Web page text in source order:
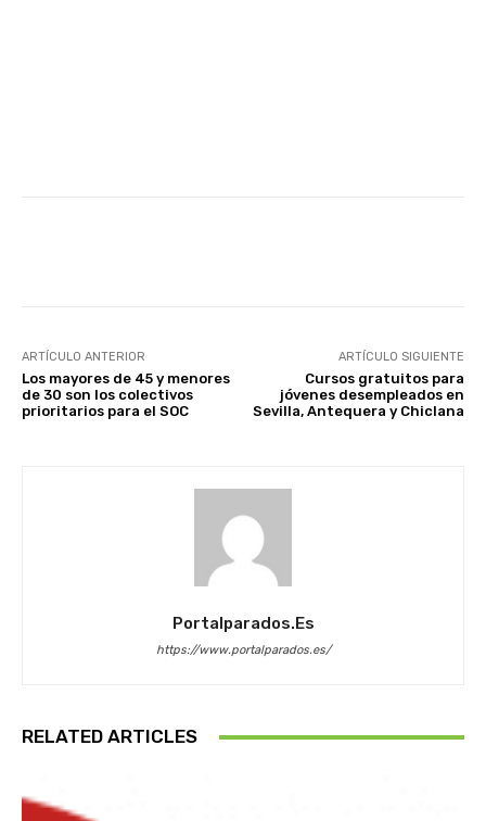
ARTÍCULO ANTERIOR
Los mayores de 45 y menores
de 30 son los colectivos
prioritarios para el SOC
ARTÍCULO SIGUIENTE
Cursos gratuitos para
jóvenes desempleados en
Sevilla, Antequera y Chiclana
Portalparados.es
https://www.portalparados.es/
RELATED ARTICLES